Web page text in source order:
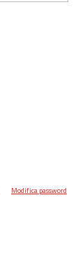
Modifica password